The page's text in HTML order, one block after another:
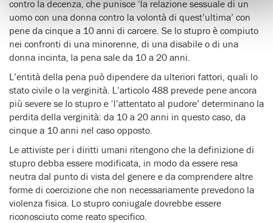
contro la decenza, che punisce ‘la relazione sessuale di un
uomo con una donna contro la volontà di quest’ultima’ con
pene da cinque a 10 anni di carcere. Se lo stupro è compiuto
nei confronti di una minorenne, di una disabile o di una
donna incinta, la pena sale da 10 a 20 anni.
L’entità della pena può dipendere da ulteriori fattori, quali lo
stato civile o la verginità. L’articolo 488 prevede pene ancora
più severe se lo stupro e ‘l’attentato al pudore’ determinano la
perdita della verginità: da 10 a 20 anni in questo caso, da
cinque a 10 anni nel caso opposto.
Le attiviste per i diritti umani ritengono che la definizione di
stupro debba essere modificata, in modo da essere resa
neutra dal punto di vista del genere e da comprendere altre
forme di coercizione che non necessariamente prevedono la
violenza fisica. Lo stupro coniugale dovrebbe essere
riconosciuto come reato specifico.